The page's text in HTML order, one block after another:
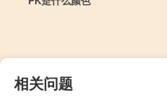
相关问题